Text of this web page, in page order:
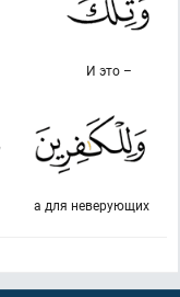
И это –
а для неверующих